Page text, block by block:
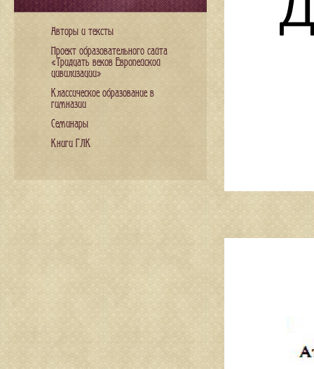
Авторы и тексты
Проект образовательного сайта
«Тридцать веков Европейской
цивилизации»
Классическое образование в
гимназии
Семинары
Книги ГЛК